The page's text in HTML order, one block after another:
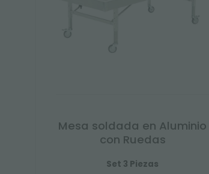
Mesa soldada en Aluminio
con Ruedas
Set 3 Piezas